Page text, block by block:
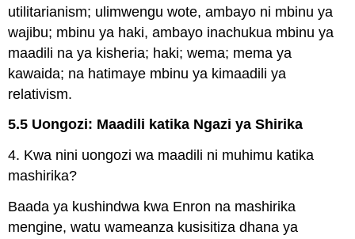
utilitarianism; ulimwengu wote, ambayo ni mbinu ya
wajibu; mbinu ya haki, ambayo inachukua mbinu ya
maadili na ya kisheria; haki; wema; mema ya
kawaida; na hatimaye mbinu ya kimaadili ya
relativism.
5.5 Uongozi: Maadili katika Ngazi ya Shirika
4. Kwa nini uongozi wa maadili ni muhimu katika
mashirika?
Baada ya kushindwa kwa Enron na mashirika
mengine, watu wameanza kusisitiza dhana ya